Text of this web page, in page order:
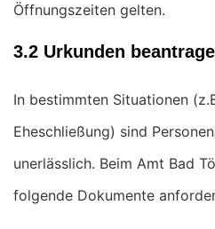
Öffnungszeiten gelten.
3.2 Urkunden
In bestimmten Situationen
Eheschließung) sind
unerlässlich. Beim Amt Bad
folgende Dokumente